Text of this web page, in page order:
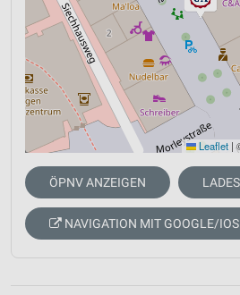
Leaflet |
ÖPNV ANZEIGEN
NAVIGATION MIT GOOGLE/